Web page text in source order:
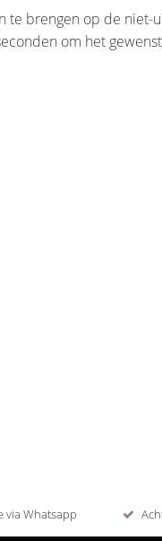
te brengen op de niet-
om het
via Whatsapp